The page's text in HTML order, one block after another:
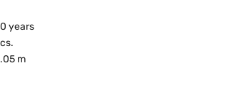
years
m